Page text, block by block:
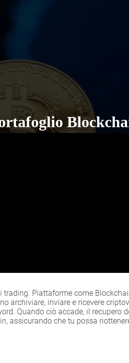
Piattaforme come
archiviare, inviare e ricevere
Quando ciò accade, il recupero
assicurando che tu possa